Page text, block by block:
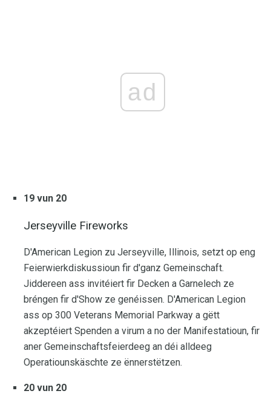
ad
19 vun 20
Jerseyville Fireworks
D'American Legion zu Jerseyville, Illinois, setzt op eng
Feierwierkdiskussioun fir d'ganz Gemeinschaft.
Jiddereen ass invitéiert fir Decken a Garnelech ze
bréngen fir d'Show ze genéissen. D'American Legion
ass op 300 Veterans Memorial Parkway a gëtt
akzeptéiert Spenden a virum a no der Manifestatioun, fir
aner Gemeinschaftsfeierdeeg an déi alldeeg
Operatiounskäschte ze ënnerstëtzen.
20 vun 20